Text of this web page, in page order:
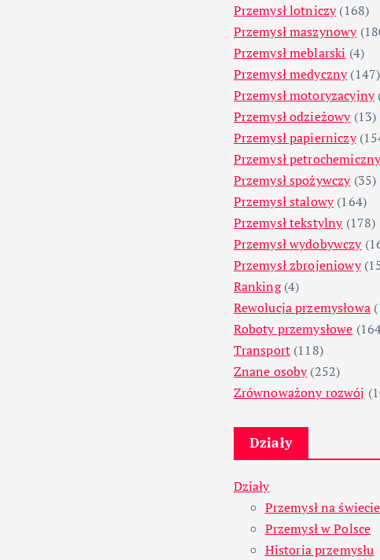
Przemysł lotniczy(168)
Przemysł maszynowy
Przemysł meblarski (4)
Przemysł medyczny(147)
Przemysł motoryzacyjny
Przemysł odzieżowy(13)
Przemysł papierniczy
Przemysł
Przemysł spożywczy(35)
Przemysł stalowy(164)
Przemysł tekstylny(178)
Przemysł wydobywczy
Przemysł zbrojeniowy
Ranking(4)
Rewolucja przemysłowa
Roboty przemysłowe
Transport (118)
Znane osoby(252)
Zrównoważony rozwój
Działy
Działy
Przemysł na świecie
Przemysł w Polsce
Historia przemysłu